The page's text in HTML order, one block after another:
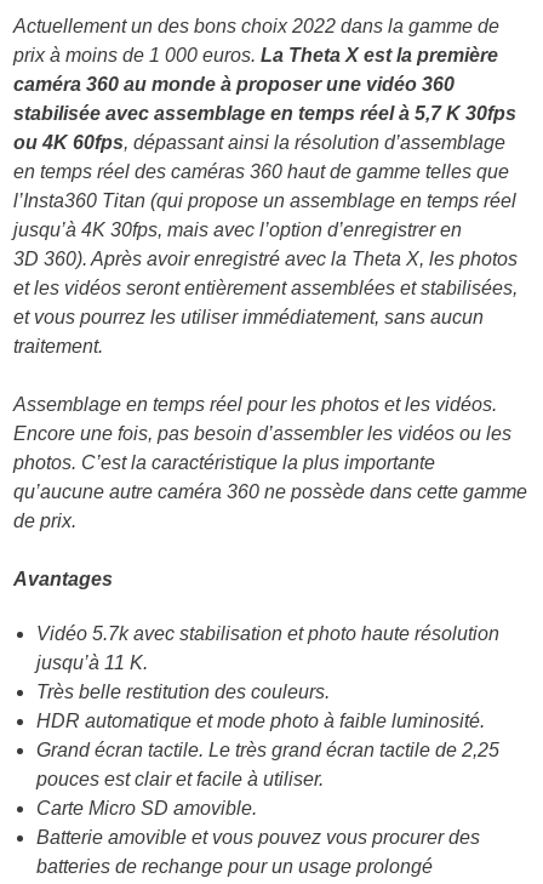
Actuellement un des bons choix 2022 dans la gamme de
prix à moins de 1 000 euros.La Theta X est la première
caméra 360 au monde à proposer une vidéo 360
stabilisée avec assemblage en temps réel à 5,7 K 30fps
ou 4K 60fps, dépassant ainsi la résolution d’assemblage
en temps réel des caméras 360 haut de gamme telles que
l’Insta360 Titan (qui propose un assemblage en temps réel
jusqu’à 4K 30fps, mais avec l’option d’enregistrer en
3D 360). Après avoir enregistré avec la Theta X, les photos
et les vidéos seront entièrement assemblées et stabilisées,
et vous pourrez les utiliser immédiatement, sans aucun
traitement.
Assemblage en temps réel pour les photos et les vidéos.
Encore une fois, pas besoin d’assembler les vidéos ou les
photos. C’est la caractéristique la plus importante
qu’aucune autre caméra 360 ne possède dans cette gamme
de prix.
Avantages
Vidéo 5.7k avec stabilisation et photo haute résolution
jusqu’à 11 K.
Très belle restitution des couleurs.
HDR automatique et mode photo à faible luminosité.
Grand écran tactile. Le très grand écran tactile de 2,25
pouces est clair et facile à utiliser.
Carte Micro SD amovible.
Batterie amovible et vous pouvez vous procurer des
batteries de rechange pour un usage prolongé